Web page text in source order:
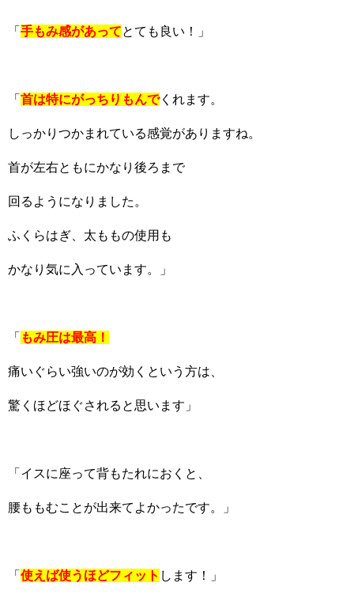
「 手もみ感があってとても良い！」
「 首は特にがっちりもんでくれます。
しっかりつかまれている感覚がありますね。
首が左右ともにかなり後ろまで
回るようになりました。
ふくらはぎ、太ももの使用も
かなり気に入っています。」
「 もみ圧は最高！
痛いぐらい強いのが効くという方は、
驚くほどほぐされると思います」
「イスに座って背もたれにおくと、
腰ももむことが出来てよかったです。」
「 使えば使うほどフィット します！」